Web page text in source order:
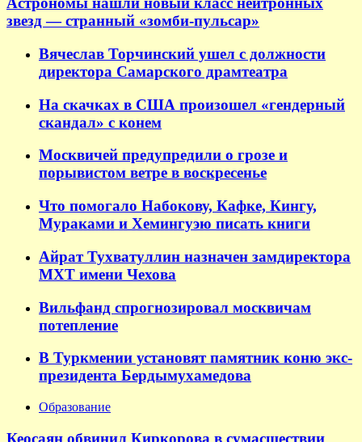
звезд — странный «зомби-пульсар»
Вячеслав Торчинский ушел с должности
директора Самарского драмтеатра
На скачках в США произошел «гендерный
скандал» с конем
Москвичей предупредили о грозе и
порывистом ветре в воскресенье
Что помогало Набокову, Кафке, Кингу,
Мураками и Хемингуэю писать книги
Айрат Тухватуллин назначен замдиректора
МХТ имени Чехова
Вильфанд спрогнозировал москвичам
потепление
В Туркмении установят памятник коню экс-
президента Бердымухамедова
Образование
Кеосаян обвинил Киркорова в сумасшествии